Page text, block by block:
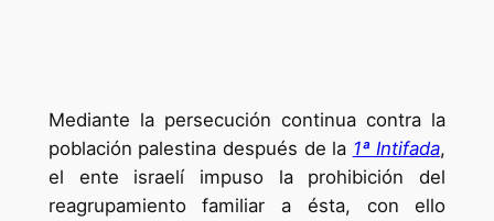
Mediante la persecución continua contra la
población palestina después de la 1ª Intifada,
el ente israelí impuso la prohibición del
reagrupamiento familiar a ésta, con ello